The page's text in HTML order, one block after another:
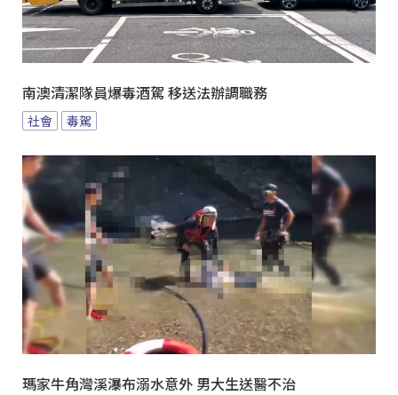
南澳清潔隊員爆毒酒駕 移送法辦調職務
社會 毒駕
瑪家牛角灣溪瀑布溺水意外 男大生送醫不治